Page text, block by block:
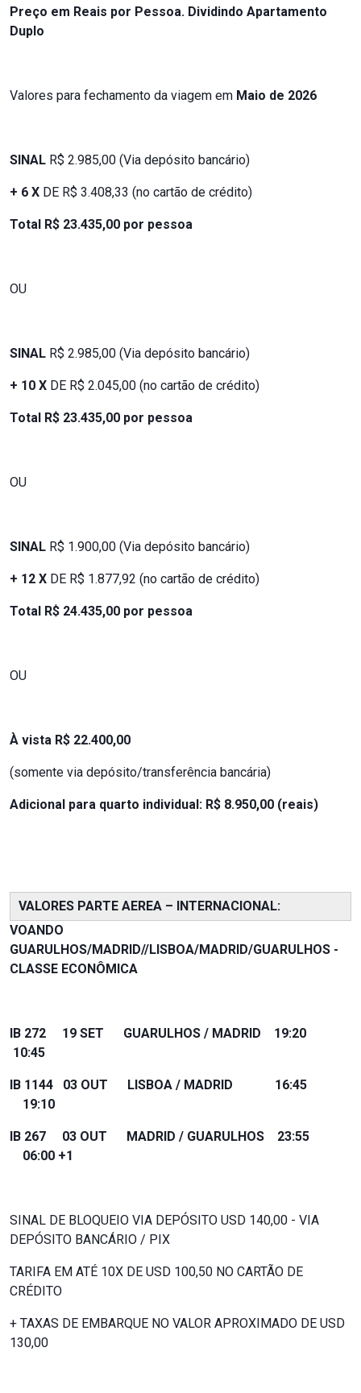
Preço em Reais por Pessoa. Dividindo Apartamento
Duplo
Valores para fechamento da viagem em Maio de 2026
SINAL R$ 2.985,00 (Via depósito bancário)
+ 6 X DE R$ 3.408,33 (no cartão de crédito)
Total R$ 23.435,00 por pessoa
OU
SINAL R$ 2.985,00 (Via depósito bancário)
+ 10 X DE R$ 2.045,00 (no cartão de crédito)
Total R$ 23.435,00 por pessoa
OU
SINAL R$ 1.900,00 (Via depósito bancário)
+ 12 X DE R$ 1.877,92 (no cartão de crédito)
Total R$ 24.435,00 por pessoa
OU
À vista R$ 22.400,00
(somente via depósito/transferência bancária)
Adicional para quarto individual: R$ 8.950,00 (reais)
VALORES PARTE AEREA – INTERNACIONAL:
VOANDO
GUARULHOS/MADRID//LISBOA/MADRID/GUARULHOS -
CLASSE ECONÔMICA
IB 272 19 SET GUARULHOS / MADRID 19:20
10:45
IB 1144 03 OUT LISBOA / MADRID 16:45
19:10
IB 267 03 OUT MADRID / GUARULHOS 23:55
06:00 +1
SINAL DE BLOQUEIO VIA DEPÓSITO USD 140,00 - VIA
DEPÓSITO BANCÁRIO / PIX
TARIFA EM ATÉ 10X DE USD 100,50 NO CARTÃO DE
CRÉDITO
+ TAXAS DE EMBARQUE NO VALOR APROXIMADO DE USD
130,00